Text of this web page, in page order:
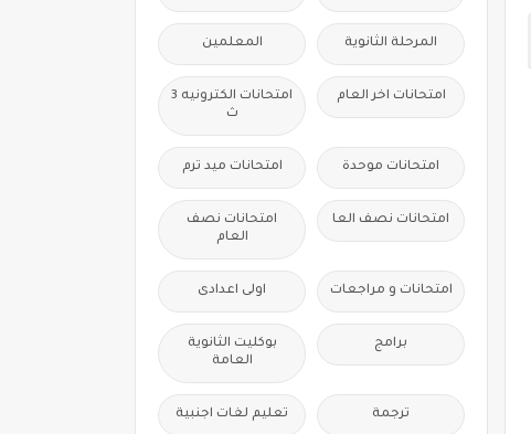
المرحلة الثانوية المعلمين
امتحانات اخر العام
امتحانات الكترونيه 3
ث
امتحانات موحدة امتحانات ميد ترم
امتحانات نصف العا
امتحانات نصف
العام
امتحانات و مراجعات اولى اعدادى
برامج
بوكليت الثانوية
العامة
ترجمة تعليم لغات اجنبية